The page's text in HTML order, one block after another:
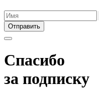
Отправить
Спасибо
за подписку